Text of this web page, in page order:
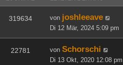
319634 von joshleeave
Di 12 Mär, 2024 5:09 pm
22781 von Schorschi
Di 13 Okt, 2020 12:08 pm